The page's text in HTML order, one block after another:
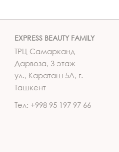
EXPRESS BEAUTY FAMILY
ТРЦ Самарканд
Дарвоза, 3 этаж
ул., Караташ 5А, г.
Ташкент
Тел: +998 95 197 97 66